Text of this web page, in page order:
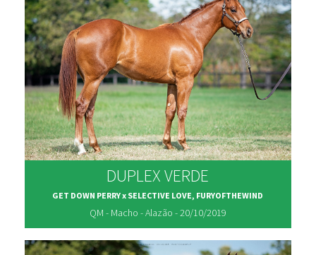
DUPLEX VERDE
GET DOWN PERRY x SELECTIVE LOVE, FURYOFTHEWIND
QM - Macho - Alazão - 20/10/2019